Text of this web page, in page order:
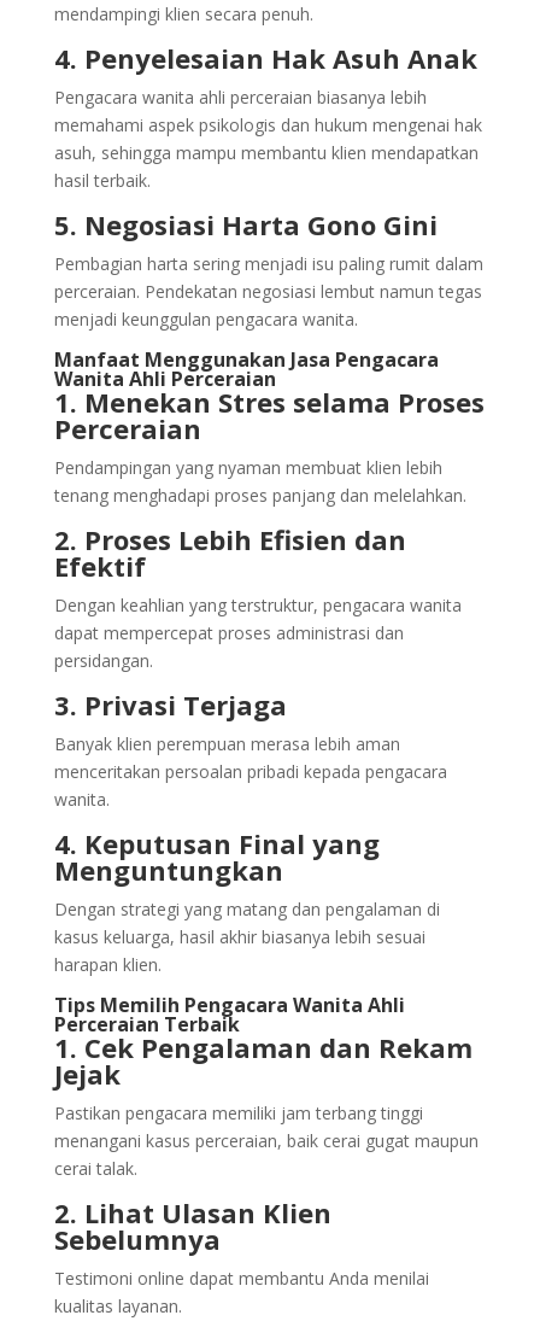
mendampingi klien secara penuh.
4. Penyelesaian Hak Asuh Anak
Pengacara wanita ahli perceraian biasanya lebih
memahami aspek psikologis dan hukum mengenai hak
asuh, sehingga mampu membantu klien mendapatkan
hasil terbaik.
5. Negosiasi Harta Gono Gini
Pembagian harta sering menjadi isu paling rumit dalam
perceraian. Pendekatan negosiasi lembut namun tegas
menjadi keunggulan pengacara wanita.
Manfaat Menggunakan Jasa Pengacara
Wanita Ahli Perceraian
1. Menekan Stres selama Proses
Perceraian
Pendampingan yang nyaman membuat klien lebih
tenang menghadapi proses panjang dan melelahkan.
2. Proses Lebih Efisien dan
Efektif
Dengan keahlian yang terstruktur, pengacara wanita
dapat mempercepat proses administrasi dan
persidangan.
3. Privasi Terjaga
Banyak klien perempuan merasa lebih aman
menceritakan persoalan pribadi kepada pengacara
wanita.
4. Keputusan Final yang
Menguntungkan
Dengan strategi yang matang dan pengalaman di
kasus keluarga, hasil akhir biasanya lebih sesuai
harapan klien.
Tips Memilih Pengacara Wanita Ahli
Perceraian Terbaik
1. Cek Pengalaman dan Rekam
Jejak
Pastikan pengacara memiliki jam terbang tinggi
menangani kasus perceraian, baik cerai gugat maupun
cerai talak.
2. Lihat Ulasan Klien
Sebelumnya
Testimoni online dapat membantu Anda menilai
kualitas layanan.